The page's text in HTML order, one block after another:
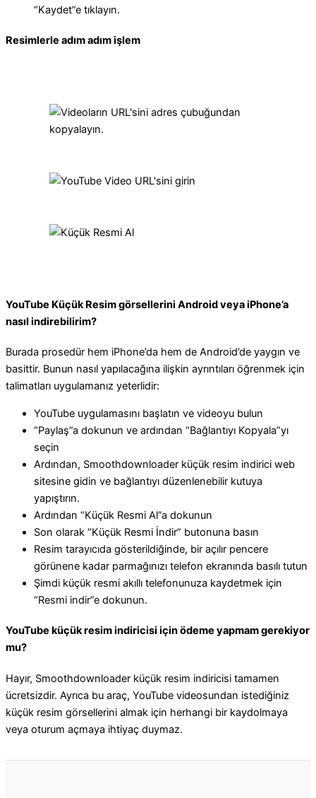
“Kaydet”e tıklayın.
Resimlerle adım adım işlem
YouTube Küçük Resim görsellerini Android veya iPhone’a
nasıl indirebilirim?
Burada prosedür hem iPhone’da hem de Android’de yaygın ve
basittir. Bunun nasıl yapılacağına ilişkin ayrıntıları öğrenmek için
talimatları uygulamanız yeterlidir:
YouTube uygulamasını başlatın ve videoyu bulun
“Paylaş”a dokunun ve ardından “Bağlantıyı Kopyala”yı
seçin
Ardından, Smoothdownloader küçük resim indirici web
sitesine gidin ve bağlantıyı düzenlenebilir kutuya
yapıştırın.
Ardından “Küçük Resmi Al”a dokunun
Son olarak “Küçük Resmi İndir” butonuna basın
Resim tarayıcıda gösterildiğinde, bir açılır pencere
görünene kadar parmağınızı telefon ekranında basılı tutun
Şimdi küçük resmi akıllı telefonunuza kaydetmek için
“Resmi indir”e dokunun.
YouTube küçük resim indiricisi için ödeme yapmam gerekiyor
mu?
Hayır, Smoothdownloader küçük resim indiricisi tamamen
ücretsizdir. Ayrıca bu araç, YouTube videosundan istediğiniz
küçük resim görsellerini almak için herhangi bir kaydolmaya
veya oturum açmaya ihtiyaç duymaz.